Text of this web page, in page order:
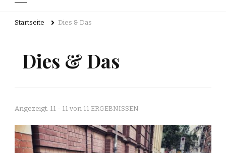
Startseite Dies & Das
Dies & Das
Angezeigt: 11 - 11 von 11 ERGEBNISSEN